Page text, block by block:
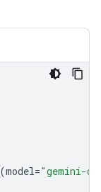
(model="gemini-